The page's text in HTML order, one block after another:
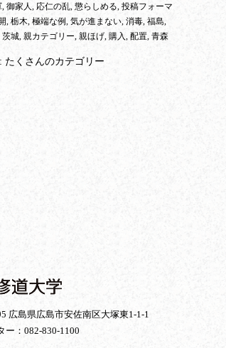
御家人, 応仁の乱, 懲らしめる, 投稿フォーマ
, 栃木, 極端な例, 気が進まない, 消毒, 福島,
茨城, 親カテゴリー, 親ほげ, 購入, 配置, 青森
たくさんのカテゴリー
広島県広島市安佐南区大塚東1-1-1
ー： 082-830-1100